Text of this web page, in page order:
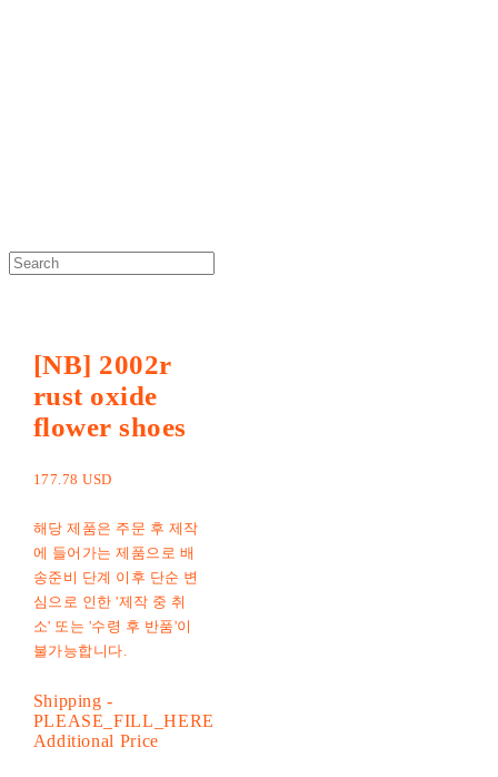
[NB] 2002r
rust oxide
flower shoes
177.78 USD
해당 제품은 주문 후 제작
에 들어가는 제품으로 배
송준비 단계 이후 단순 변
심으로 인한 '제작 중 취
소' 또는 '수령 후 반품'이
불가능합니다.
Shipping-
PLEASE_FILL_HERE
Additional Price